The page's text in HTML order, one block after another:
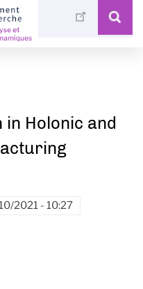
Holonic and
2021 - 10:27